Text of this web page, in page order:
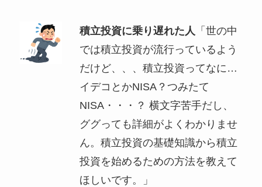
積立投資に乗り遅れた人 「世の中
では積立投資が流行っているよう
だけど、、、積立投資ってなに…
イデコとかNISA？つみたて
NISA・・・？ 横文字苦手だし、
ググっても詳細がよくわかりませ
ん。積立投資の基礎知識から積立
投資を始めるための方法を教えて
ほしいです。」